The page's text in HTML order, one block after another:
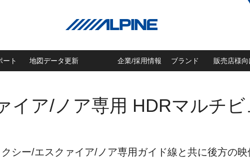
ート 地図データ更新 企業/採用情報 ブランド 販売店様向
イア/ノア専用 HDRマルチ
シー/エスクァイア/ノア専用ガイド線と共に後方の映